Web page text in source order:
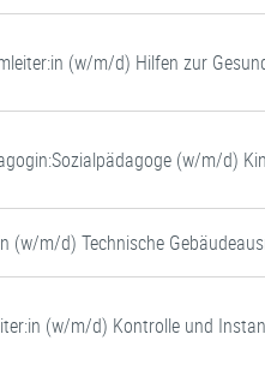
(w/m/d) Hilfen zur
(w/m/d)
(w/m/d) Technische
(w/m/d) Kontrolle und